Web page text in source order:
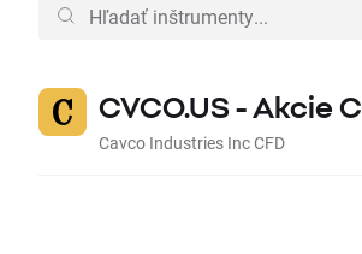
CVCO.US - Akcie
Cavco Industries Inc CFD